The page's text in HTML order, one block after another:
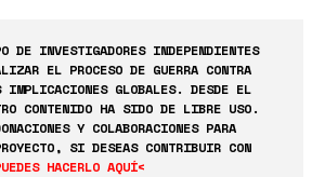
DE INVESTIGADORES INDEPENDIENTES
EL PROCESO DE GUERRA CONTRA
IMPLICACIONES GLOBALES. DESDE EL
CONTENIDO HA SIDO DE LIBRE USO.
Y COLABORACIONES PARA
SI DESEAS CONTRIBUIR CON
HACERLO AQUÍ<